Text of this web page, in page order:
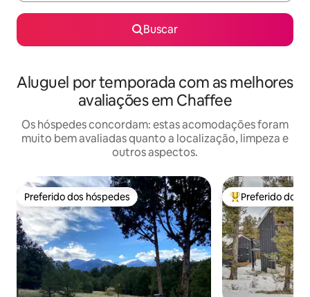
Buscar
Aluguel por temporada com as melhores
avaliações em Chaffee
Os hóspedes concordam: estas acomodações foram
muito bem avaliadas quanto a localização, limpeza e
outros aspectos.
Preferido dos hóspedes
Preferido dos hóspedes Entre os
Preferido dos